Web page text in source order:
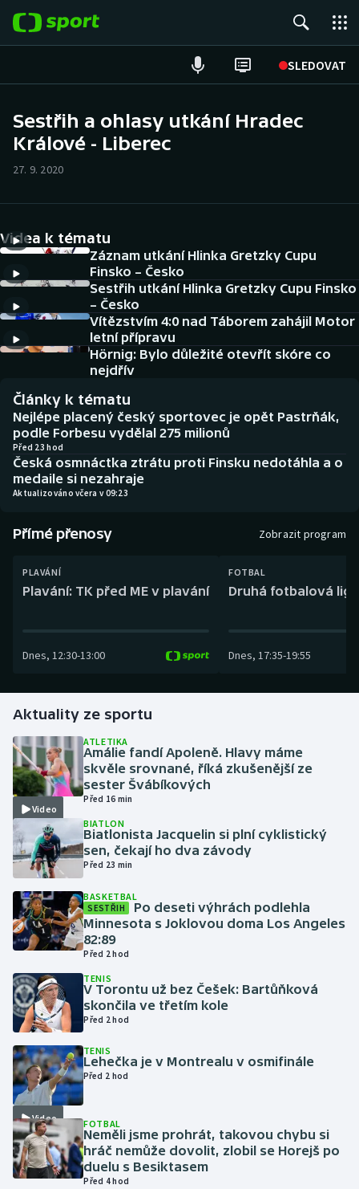
SLEDOVAT
Hokej
Cyklistika
DALŠÍ SPORTY
Americký fotbal
Baseball a softbal
Basketbal
Biatlon
Boby a skeleton
Box
Curling
Golf
Gymnastika
Házená
Jezdectví
Judo
Krasobruslení
Lezení
Lyže a snowboard
Moderní pětiboj
Motorsport
Olympijské hry
Parasport
Plavání
NEPŘEHLÉDNĚTE
Historické návraty
Aplikace ČT sport
AZ kvíz
Sestřih a ohlasy utkání Hradec
Králové - Liberec
27. 9. 2020
Videa k tématu
Záznam utkání Hlinka Gretzky Cupu
Finsko – Česko
Sestřih utkání Hlinka Gretzky Cupu Finsko
– Česko
Vítězstvím 4:0 nad Táborem zahájil Motor
letní přípravu
Hörnig: Bylo důležité otevřít skóre co
nejdřív
Články k tématu
Nejlépe placený český sportovec je opět Pastrňák,
podle Forbesu vydělal 275 milionů
Před 23 hod
Česká osmnáctka ztrátu proti Finsku nedotáhla a o
medaile si nezahraje
Aktualizováno včera v 09:23
Přímé přenosy Zobrazit program
PLAVÁNÍ
Plavání: TK před ME v plavání
Dnes, 12:30-13:00
FOTBAL
Druhá fotbalová
Dnes, 17:35-19:55
Aktuality ze sportu
Video
ATLETIKA
Amálie fandí Apoleně. Hlavy máme
skvěle srovnané, říká zkušenější ze
sester Švábíkových
Před 16 min
BIATLON
Biatlonista Jacquelin si plní cyklistický
sen, čekají ho dva závody
Před 23 min
BASKETBAL
SESTŘIH
Po deseti výhrách podlehla
Minnesota s Joklovou doma Los Angeles
82:89
Před 2 hod
TENIS
V Torontu už bez Češek: Bartůňková
skončila ve třetím kole
Před 2 hod
Video
TENIS
Lehečka je v Montrealu v osmifinále
Před 2 hod
FOTBAL
Neměli jsme prohrát, takovou chybu si
hráč nemůže dovolit, zlobil se Horejš po
duelu s Besiktasem
Před 4 hod